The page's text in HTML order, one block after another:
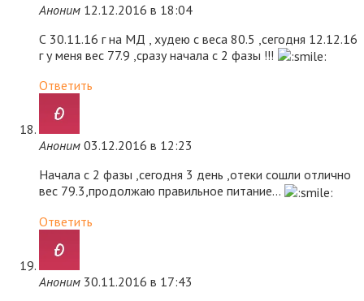
Аноним 12.12.2016 в 18:04
С 30.11.16 г на МД , худею с веса 80.5 ,сегодня 12.12.16
г у меня вес 77.9 ,сразу начала с 2 фазы !!!
Ответить
Аноним 03.12.2016 в 12:23
Начала с 2 фазы ,сегодня 3 день ,отеки сошли отлично
вес 79.3,продолжаю правильное питание…
Ответить
Аноним 30.11.2016 в 17:43